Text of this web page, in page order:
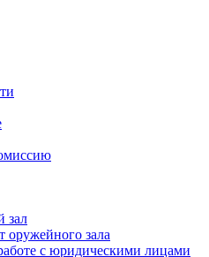
зал
оружейного зала
с юридическими лицами